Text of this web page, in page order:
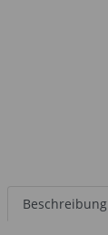
Beschreibung